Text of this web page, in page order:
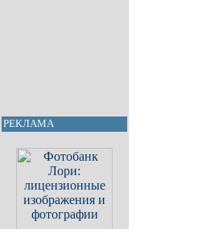
РЕКЛАМА